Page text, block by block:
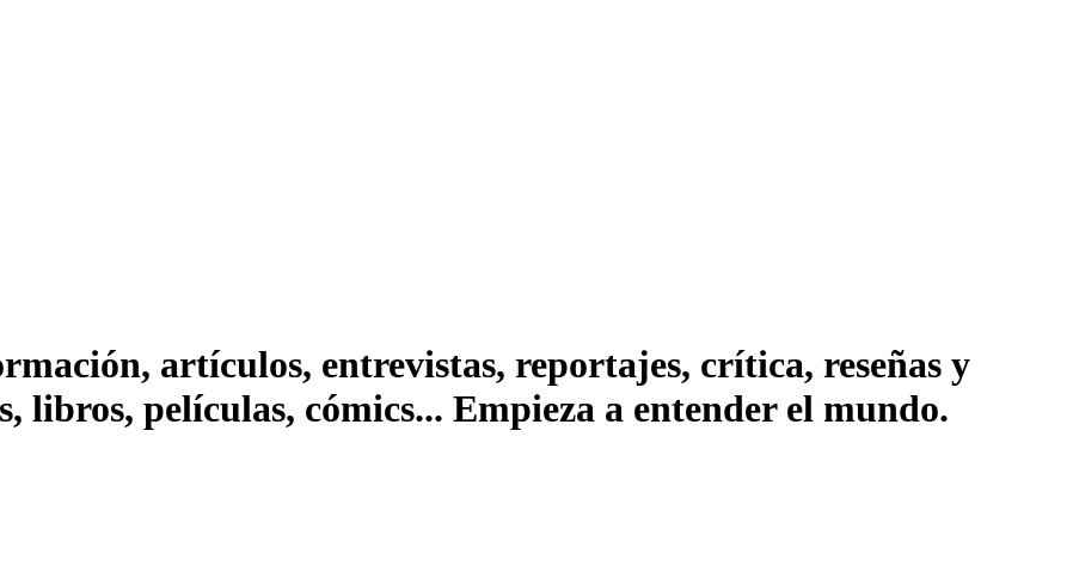
artículos, entrevistas, reportajes, crítica, reseñas y
libros, películas, cómics... Empieza a entender el mundo.